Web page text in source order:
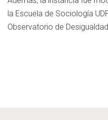
la Escuela de Sociología
Observatorio de